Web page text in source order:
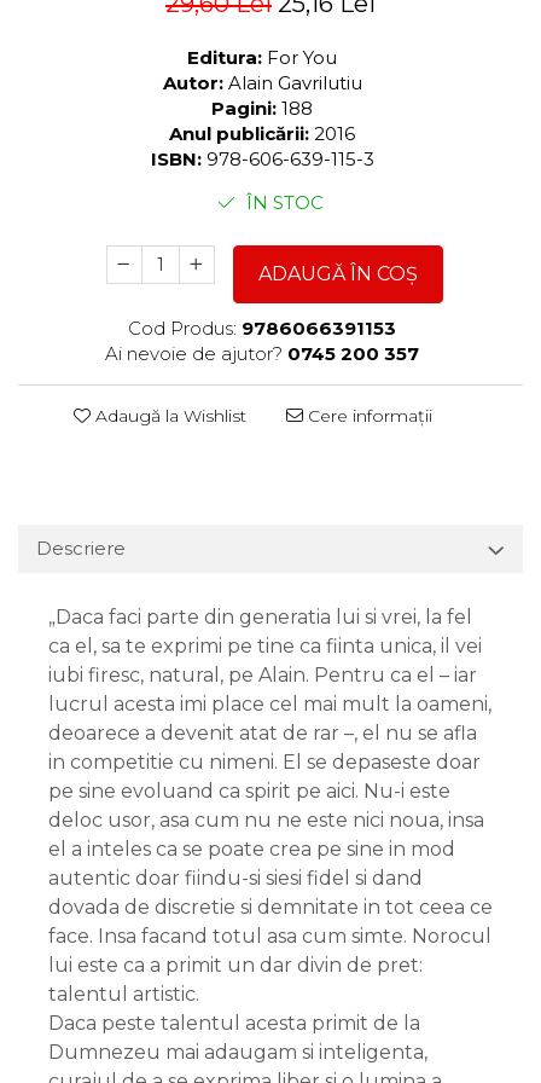
Editura: For You
Autor: Alain Gavrilutiu
Pagini: 188
Anul publicării: 2016
ISBN: 978-606-639-115-3
ÎN STOC
ADAUGĂ ÎN COȘ
Cod Produs: 9786066391153
Ai nevoie de ajutor? 0745 200 357
Adaugă la Wishlist Cere informații
Descriere
„Daca faci parte din generatia lui si vrei, la fel
ca el, sa te exprimi pe tine ca fiinta unica, il vei
iubi firesc, natural, pe Alain. Pentru ca el – iar
lucrul acesta imi place cel mai mult la oameni,
deoarece a devenit atat de rar –, el nu se afla
in competitie cu nimeni. El se depaseste doar
pe sine evoluand ca spirit pe aici. Nu-i este
deloc usor, asa cum nu ne este nici noua, insa
el a inteles ca se poate crea pe sine in mod
autentic doar fiindu-si siesi fidel si dand
dovada de discretie si demnitate in tot ceea ce
face. Insa facand totul asa cum simte. Norocul
lui este ca a primit un dar divin de pret:
talentul artistic.
Daca peste talentul acesta primit de la
Dumnezeu mai adaugam si inteligenta,